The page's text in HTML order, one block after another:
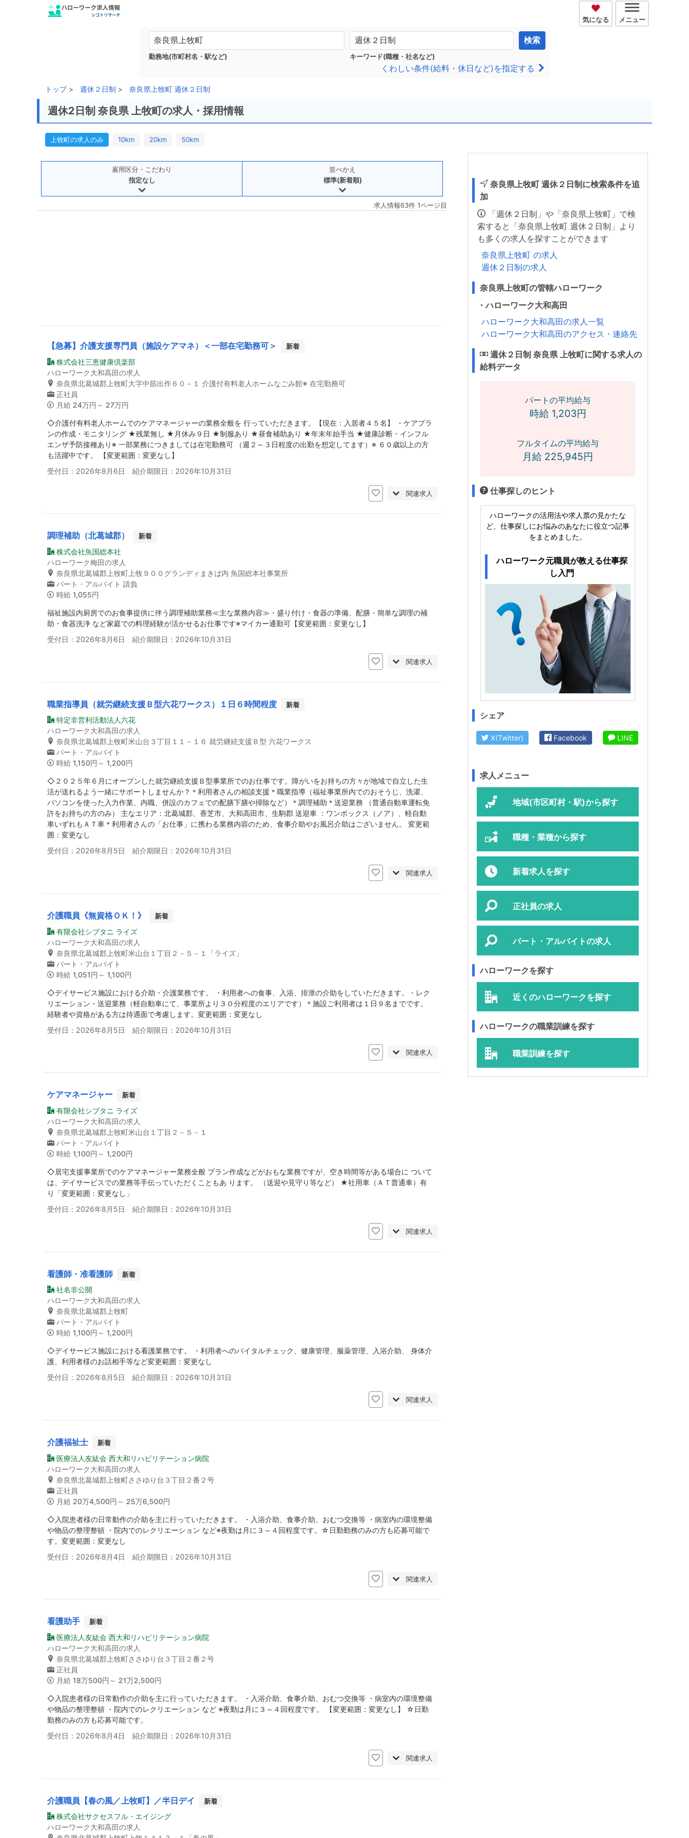
気になる メニュー
勤務地(市町村名・駅など) キーワード(職種・社名など)
検索
くわしい条件(給料・休日など)を指定する
トップ 週休２日制 奈良県上牧町 週休２日制
週休2日制 奈良県 上牧町の求人・採用情報
上牧町の求人のみ 10km 20km 50km
雇用区分・こだわり
指定なし
並べかえ
標準(新着順)
求人情報63件 1ページ目
【急募】介護支援専門員（施設ケアマネ）＜一部在宅勤務可＞ 新着
株式会社三恵健康倶楽部
ハローワーク大和高田の求人
奈良県北葛城郡上牧町大字中筋出作６０－１ 介護付有料老人ホームなごみ館※ 在宅勤務可
正社員
月給 24万円～ 27万円
◇介護付有料老人ホームでのケアマネージャーの業務全般を 行っていただきます。【現在：入居者４５名】 ・ケアプラ
ンの作成・モニタリング ★残業無し ★月休み９日 ★制服あり ★昼食補助あり ★年末年始手当 ★健康診断・インフル
エンザ予防接種あり※ 一部業務につきましては在宅勤務可 （週２～３日程度の出勤を想定してます）※ ６０歳以上の方
も活躍中です。 【変更範囲：変更なし】
受付日：2026年8月6日 紹介期限日：2026年10月31日
関連求人
調理補助（北葛城郡） 新着
株式会社魚国総本社
ハローワーク梅田の求人
奈良県北葛城郡上牧町上牧９００グランディまきば内 魚国総本社事業所
パート・アルバイト 請負
時給 1,055円
福祉施設内厨房でのお食事提供に伴う調理補助業務≪主な業務内容≫・盛り付け・食器の準備、配膳・簡単な調理の補
助・食器洗浄 など家庭での料理経験が活かせるお仕事です※マイカー通勤可【変更範囲：変更なし】
受付日：2026年8月6日 紹介期限日：2026年10月31日
関連求人
職業指導員（就労継続支援Ｂ型六花ワークス）１日６時間程度 新着
特定非営利活動法人六花
ハローワーク大和高田の求人
奈良県北葛城郡上牧町米山台３丁目１１－１６ 就労継続支援Ｂ型 六花ワークス
パート・アルバイト
時給 1,150円～ 1,200円
◇２０２５年６月にオープンした就労継続支援Ｂ型事業所でのお仕事です。障がいをお持ちの方々が地域で自立した生
活が送れるよう一緒にサポートしませんか？＊利用者さんの相談支援＊職業指導（福祉事業所内でのおそうじ、洗濯、
パソコンを使った入力作業、内職、併設のカフェでの配膳下膳や掃除など）＊調理補助＊送迎業務 （普通自動車運転免
許をお持ちの方のみ） 主なエリア：北葛城郡、香芝市、大和高田市、生駒郡 送迎車 ：ワンボックス（ノア）、軽自動
車いずれもＡＴ車＊利用者さんの「お仕事」に携わる業務内容のため、食事介助やお風呂介助はございません。 変更範
囲：変更なし
受付日：2026年8月5日 紹介期限日：2026年10月31日
関連求人
介護職員《無資格ＯＫ！》 新着
有限会社シブタニ ライズ
ハローワーク大和高田の求人
奈良県北葛城郡上牧町米山台１丁目２－５－１「ライズ」
パート・アルバイト
時給 1,051円～ 1,100円
◇デイサービス施設における介助・介護業務です。 ・利用者への食事、入浴、排泄の介助をしていただきます。・レク
リエーション・送迎業務（軽自動車にて、事業所より３０分程度のエリアです）＊施設ご利用者は１日９名までです。
経験者や資格がある方は待遇面で考慮します。変更範囲：変更なし
受付日：2026年8月5日 紹介期限日：2026年10月31日
関連求人
ケアマネージャー 新着
有限会社シブタニ ライズ
ハローワーク大和高田の求人
奈良県北葛城郡上牧町米山台１丁目２－５－１
パート・アルバイト
時給 1,100円～ 1,200円
◇居宅支援事業所でのケアマネージャー業務全般 プラン作成などがおもな業務ですが、空き時間等がある場合に ついて
は、デイサービスでの業務等手伝っていただくこともあ ります。 （送迎や見守り等など） ★社用車（ＡＴ普通車）有
り「変更範囲：変更なし」
受付日：2026年8月5日 紹介期限日：2026年10月31日
関連求人
看護師・准看護師 新着
社名非公開
ハローワーク大和高田の求人
奈良県北葛城郡上牧町
パート・アルバイト
時給 1,100円～ 1,200円
◇デイサービス施設における看護業務です。 ・利用者へのバイタルチェック、健康管理、服薬管理、入浴介助、 身体介
護、利用者様のお話相手等など変更範囲：変更なし
受付日：2026年8月5日 紹介期限日：2026年10月31日
関連求人
介護福祉士 新着
医療法人友紘会 西大和リハビリテーション病院
ハローワーク大和高田の求人
奈良県北葛城郡上牧町ささゆり台３丁目２番２号
正社員
月給 20万4,500円～ 25万6,500円
◇入院患者様の日常動作の介助を主に行っていただきます。 ・入浴介助、食事介助、おむつ交換等 ・病室内の環境整備
や物品の整理整頓 ・院内でのレクリエーション など※夜勤は月に３～４回程度です。☆日勤勤務のみの方も応募可能で
す。変更範囲：変更なし
受付日：2026年8月4日 紹介期限日：2026年10月31日
関連求人
看護助手 新着
医療法人友紘会 西大和リハビリテーション病院
ハローワーク大和高田の求人
奈良県北葛城郡上牧町ささゆり台３丁目２番２号
正社員
月給 18万500円～ 21万2,500円
◇入院患者様の日常動作の介助を主に行っていただきます。 ・入浴介助、食事介助、おむつ交換等 ・病室内の環境整備
や物品の整理整頓 ・院内でのレクリエーション など ※夜勤は月に３～４回程度です。 【変更範囲：変更なし】 ☆日勤
勤務のみの方も応募可能です。
受付日：2026年8月4日 紹介期限日：2026年10月31日
関連求人
介護職員【春の風／上牧町】／半日デイ 新着
株式会社サクセスフル・エイジング
ハローワーク大和高田の求人
奈良県上牧町 週休２日制に検索条件を追
加
「週休２日制」や「奈良県上牧町」で検
索すると「奈良県上牧町 週休２日制」より
も多くの求人を探すことができます
奈良県上牧町 の求人
週休２日制の求人
奈良県上牧町の管轄ハローワーク
・ハローワーク大和高田
ハローワーク大和高田の求人一覧
ハローワーク大和高田のアクセス・連絡先
週休２日制 奈良県 上牧町に関する求人の
給料データ
パートの平均給与
時給 1,203円
フルタイムの平均給与
月給 225,945円
仕事探しのヒント
ハローワークの活用法や求人票の見かたな
ど、仕事探しにお悩みのあなたに役立つ記事
をまとめました。
ハローワーク元職員が教える仕事探
し入門
シェア
X(Twitter) Facebook LINE
求人メニュー
地域(市区町村・駅)から探す
職種・業種から探す
新着求人を探す
正社員の求人
パート・アルバイトの求人
ハローワークを探す
近くのハローワークを探す
ハローワークの職業訓練を探す
職業訓練を探す